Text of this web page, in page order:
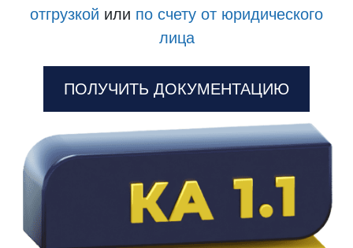
отгрузкой или по счету от юридического
лица
ПОЛУЧИТЬ ДОКУМЕНТАЦИЮ